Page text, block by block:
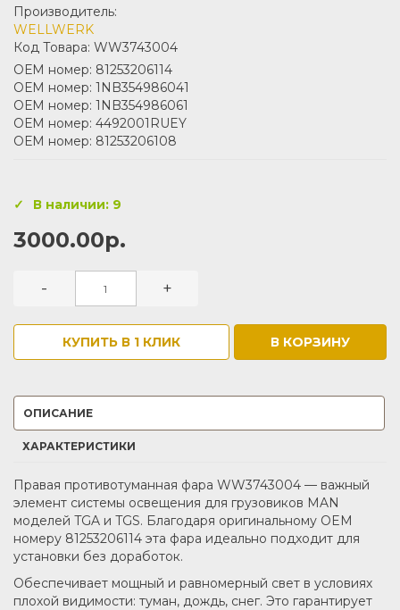
Производитель:
WELLWERK
Код Товара: WW3743004
ОЕМ номер: 81253206114
ОЕМ номер: 1NB354986041
ОЕМ номер: 1NB354986061
ОЕМ номер: 4492001RUEY
ОЕМ номер: 81253206108
В наличии: 9
3000.00р.
- +
КУПИТЬ В 1 КЛИК В КОРЗИНУ
ОПИСАНИЕ
ХАРАКТЕРИСТИКИ
Правая противотуманная фара WW3743004 — важный
элемент системы освещения для грузовиков MAN
моделей TGA и TGS. Благодаря оригинальному OEM
номеру 81253206114 эта фара идеально подходит для
установки без доработок.
Обеспечивает мощный и равномерный свет в условиях
плохой видимости: туман, дождь, снег. Это гарантирует